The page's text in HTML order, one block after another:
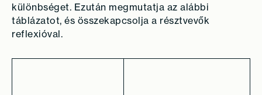
különbséget. Ezután megmutatja az alábbi
táblázatot, és összekapcsolja a résztvevők
reflexióval.